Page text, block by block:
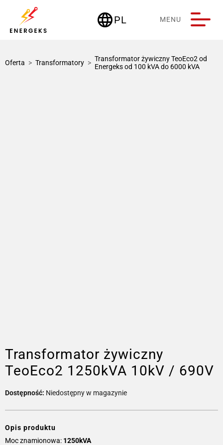
languagePL
Deutschland MENU
Oferta > Transformatory > Transformator żywiczny TeoEco2 od
Energeks od 100 kVA do 6000 kVA
Transformator żywiczny
TeoEco2 1250kVA 10kV / 690V
Dostępność: Niedostępny w magazynie
Opis produktu
Moc znamionowa: 1250kVA